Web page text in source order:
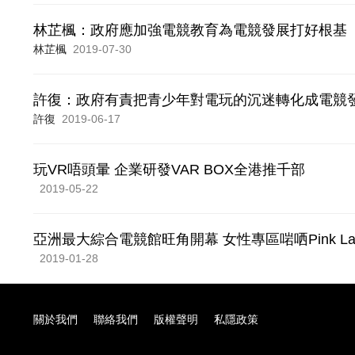
林芷楓：政府應加強電競教育為電競發展打好根基
林芷楓 2019-07-30
許復：政府有責把青少年對電玩的沉迷轉化成電競
許復 2019-06-17
玩VR唔頭暈 企業研發VAR BOX全港推千部
2019-05-22
亞洲最大綜合電競館旺角開幕 女性專區啱哂Pink
2019-01-28
關於我們 聯絡我們 版權聲明 私隱政策